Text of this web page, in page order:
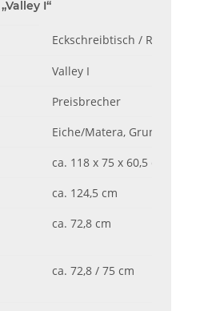
I“
Eckschreibtisch / Regal-
Valley I
Preisbrecher
Eiche/Matera, Grundfarbe
ca. 118 x 75 x 60,5 cm
ca. 124,5 cm
ca. 72,8 cm
ca. 72,8 / 75 cm